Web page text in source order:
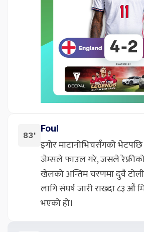
83'
Foul
इगोर माटानोभिचसँगको भेटपछि
जेम्सले फाउल गरे, जसले रेफ्रीको
खेलको अन्तिम चरणमा दुवै
लागि संघर्ष जारी राख्दा ८३ औं
भएको हो।